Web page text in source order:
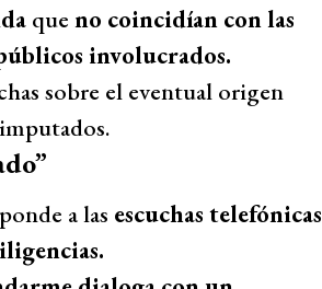
que no coincidían con las
involucrados.
sobre el eventual origen
a las escuchas telefónicas